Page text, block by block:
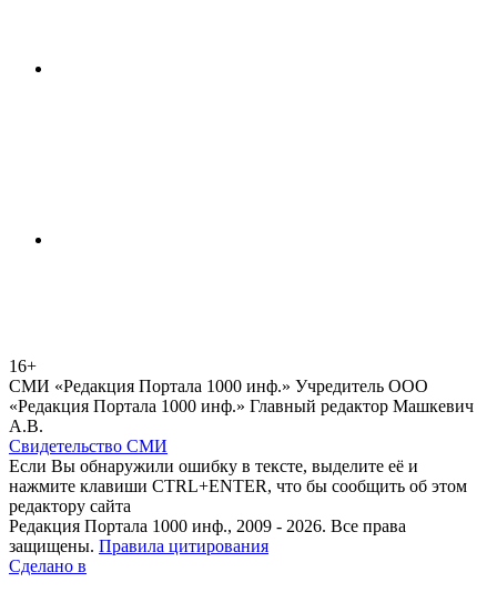
16+
СМИ «Редакция Портала 1000 инф.» Учредитель ООО
«Редакция Портала 1000 инф.» Главный редактор Машкевич
А.В.
Свидетельство СМИ
Если Вы обнаружили ошибку в тексте, выделите её и
нажмите клавиши CTRL+ENTER, что бы сообщить об этом
редактору сайта
Редакция Портала 1000 инф., 2009 - 2026. Все права
защищены. Правила цитирования
Сделано в